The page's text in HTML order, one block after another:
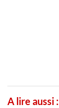
A lire aussi :